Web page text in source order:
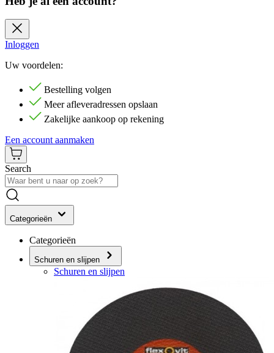
Inloggen
Uw voordelen:
Bestelling volgen
Meer afleveradressen opslaan
Zakelijke aankoop op rekening
Een account aanmaken
Search
Categorieën
Categorieën
Schuren en slijpen
Schuren en slijpen